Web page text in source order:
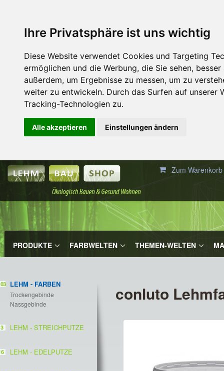
Ihre Privatsphäre ist uns wichtig
Diese Website verwendet Cookies und Targeting
ermöglichen und die Werbung, die Sie sehen,
außerdem, um Ergebnisse zu messen, um zu
weiter zu entwickeln. Durch das Surfen auf unserer
Tracking-Technologien zu.
Alle akzeptieren Einstellungen ändern
Zum Warenkorb
PRODUKTE FARBWELTEN THEMEN-WELTEN
LEHM - FARBEN
Trockengebinde
Nassgebinde
3 LEHM - STREICHPUTZE
LEHM - EDELPUTZE
conluto